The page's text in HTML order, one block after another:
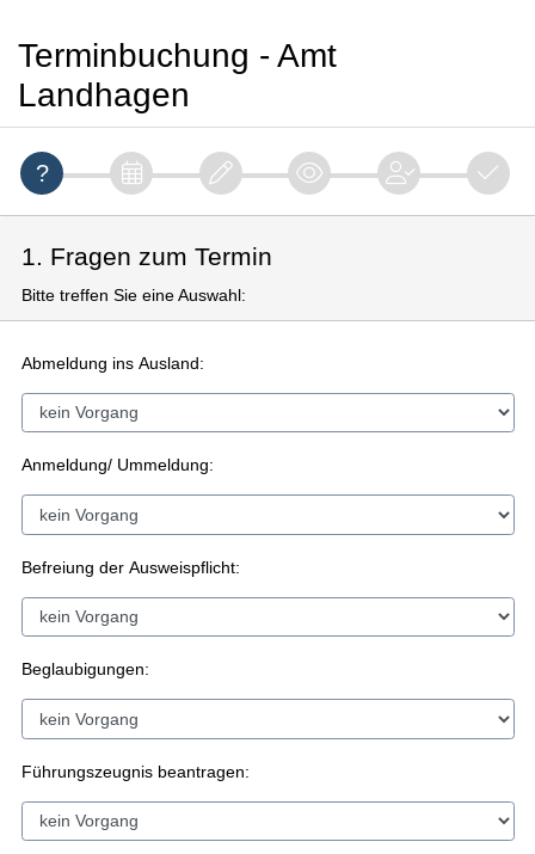
Terminbuchung - Amt
Landhagen
1. Fragen zum Termin
Bitte treffen Sie eine Auswahl:
Abmeldung ins Ausland:
Anmeldung/ Ummeldung:
Befreiung der Ausweispflicht:
Beglaubigungen:
Führungszeugnis beantragen: